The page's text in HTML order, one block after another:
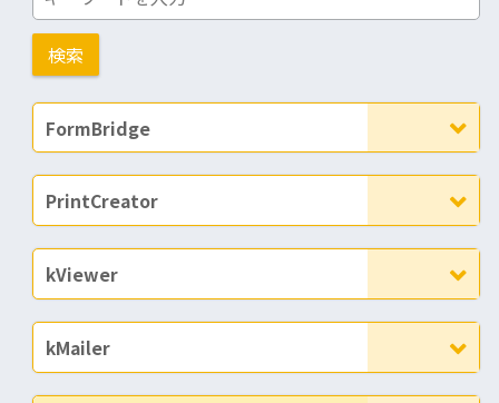
FormBridge
PrintCreator
kViewer
kMailer